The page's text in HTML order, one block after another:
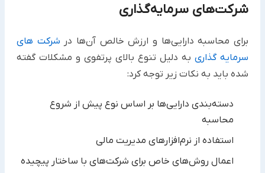
شرکت‌های سرمایه‌گذاری
برای محاسبه دارایی‌ها و ارزش خالص آن‌ها در شرکت های
سرمایه گذاری به دلیل تنوع بالای پرتفوی و مشکلات گفته
شده باید به نکات زیر توجه کرد:
دسته‌بندی دارایی‌ها بر اساس نوع پیش از شروع
محاسبه
استفاده از نرم‌افزارهای مدیریت مالی
اعمال روش‌های خاص برای شرکت‌های با ساختار پیچیده